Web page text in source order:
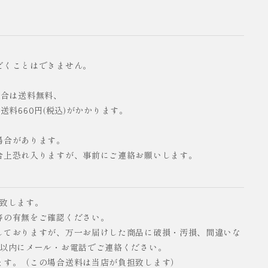
ことはできません。
は送料無料、
料660円(税込)がかかります。
があります。
恐れ入りますが、事前にご連絡お願いします。
します。
有無をご確認ください。
おりますが、万一お届けした商品に破損・汚損、間違いな
内にメール・お電話でご連絡ください。
。（この場合送料は当店が負担致します）